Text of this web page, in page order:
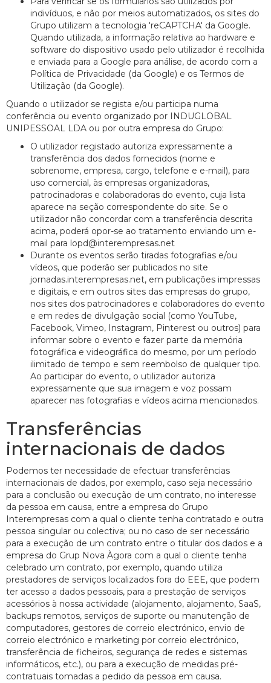
indivíduos, e não por meios automatizados, os sites do
Grupo utilizam a tecnologia 'reCAPTCHA' da Google.
Quando utilizada, a informação relativa ao hardware e
software do dispositivo usado pelo utilizador é recolhida
e enviada para a Google para análise, de acordo com a
Política de Privacidade (da Google) e os Termos de
Utilização (da Google).
Quando o utilizador se regista e/ou participa numa
conferência ou evento organizado por INDUGLOBAL
UNIPESSOAL LDA ou por outra empresa do Grupo:
O utilizador registado autoriza expressamente a
transferência dos dados fornecidos (nome e
sobrenome, empresa, cargo, telefone e e-mail), para
uso comercial, às empresas organizadoras,
patrocinadoras e colaboradoras do evento, cuja lista
aparece na seção correspondente do site. Se o
utilizador não concordar com a transferência descrita
acima, poderá opor-se ao tratamento enviando um e-
mail para lopd@interempresas.net
Durante os eventos serão tiradas fotografias e/ou
vídeos, que poderão ser publicados no site
jornadas.interempresas.net, em publicações impressas
e digitais, e em outros sites das empresas do grupo,
nos sites dos patrocinadores e colaboradores do evento
e em redes de divulgação social (como YouTube,
Facebook, Vimeo, Instagram, Pinterest ou outros) para
informar sobre o evento e fazer parte da memória
fotográfica e videográfica do mesmo, por um período
ilimitado de tempo e sem reembolso de qualquer tipo.
Ao participar do evento, o utilizador autoriza
expressamente que sua imagem e voz possam
aparecer nas fotografias e vídeos acima mencionados.
Transferências
internacionais de dados
Podemos ter necessidade de efectuar transferências
internacionais de dados, por exemplo, caso seja necessário
para a conclusão ou execução de um contrato, no interesse
da pessoa em causa, entre a empresa do Grupo
Interempresas com a qual o cliente tenha contratado e outra
pessoa singular ou colectiva; ou no caso de ser necessário
para a execução de um contrato entre o titular dos dados e a
empresa do Grup Nova Àgora com a qual o cliente tenha
celebrado um contrato, por exemplo, quando utiliza
prestadores de serviços localizados fora do EEE, que podem
ter acesso a dados pessoais, para a prestação de serviços
acessórios à nossa actividade (alojamento, alojamento, SaaS,
backups remotos, serviços de suporte ou manutenção de
computadores, gestores de correio electrónico, envio de
correio electrónico e marketing por correio electrónico,
transferência de ficheiros, segurança de redes e sistemas
informáticos, etc.), ou para a execução de medidas pré-
contratuais tomadas a pedido da pessoa em causa.